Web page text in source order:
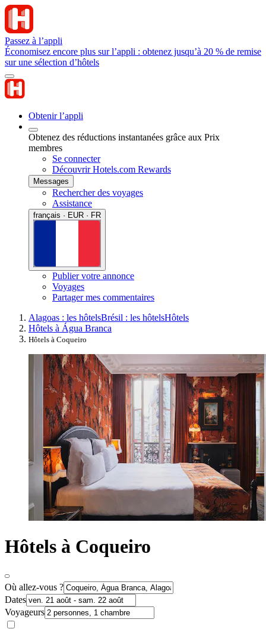
Passez à l’appli
Économisez encore plus sur l’appli : obtenez jusqu’à 20 % de remise
sur une sélection d’hôtels
Obtenir l’appli
Obtenez des réductions instantanées grâce aux Prix
membres
Se connecter
Découvrir Hotels.com Rewards
Messages
Rechercher des voyages
Assistance
français · EUR · FR
Publier votre annonce
Voyages
Partager mes commentaires
Alagoas : les hôtelsBrésil : les hôtelsHôtels
Hôtels à Água Branca
Hôtels à Coqueiro
Hôtels à Coqueiro
Où allez-vous ?
Dates
Voyageurs